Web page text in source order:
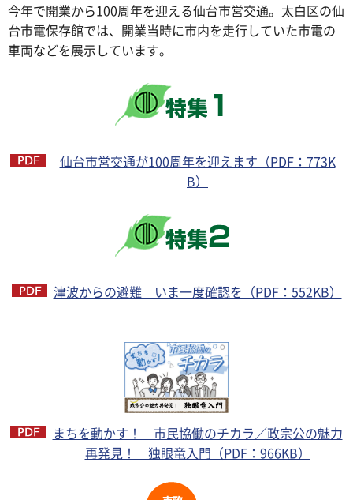
今年で開業から100周年を迎える仙台市営交通。太白区の仙
台市電保存館では、開業当時に市内を走行していた市電の
車両などを展示しています。
仙台市営交通が100周年を迎えます（PDF：773K
B）
津波からの避難 いま一度確認を（PDF：552KB）
まちを動かす！ 市民協働のチカラ／政宗公の魅力
再発見！ 独眼竜入門（PDF：966KB）